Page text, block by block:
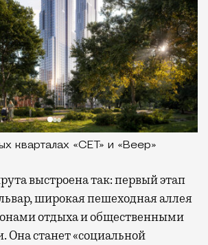
кварталах «СЕТ» и «Веер»
выстроена так: первый этап
широкая пешеходная аллея
отдыха и общественными
Она станет «социальной